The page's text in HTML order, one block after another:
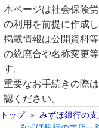
本ページは社会保険
の利用を前提に作成し
掲載情報は公開資料
の統廃合や名称変更
す。
重要なお手続きの際
認ください。
トップ みずほ銀行の